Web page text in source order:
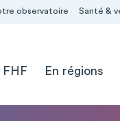
observatoire Santé &
FHF En régions